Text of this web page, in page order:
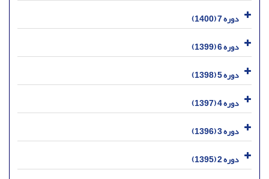
دوره 7 (1400)
دوره 6 (1399)
دوره 5 (1398)
دوره 4 (1397)
دوره 3 (1396)
دوره 2 (1395)